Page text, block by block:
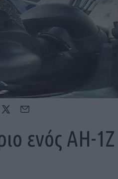
ενός AH-